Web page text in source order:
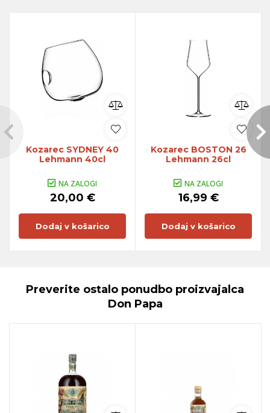
Kozarec SYDNEY 40
Lehmann 40cl
NA ZALOGI
20,00 €
Dodaj v košarico
Kozarec BOSTON 26
Lehmann 26cl
NA ZALOGI
16,99 €
Dodaj v košarico
Preverite ostalo ponudbo proizvajalca
Don Papa